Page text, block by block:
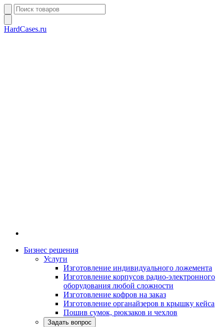
HardCases.ru
Бизнес решения
Услуги
Изготовление индивидуального ложемента
Изготовление корпусов радио-электронного
оборудования любой сложности
Изготовление кофров на заказ
Изготовление органайзеров в крышку кейса
Пошив сумок, рюкзаков и чехлов
Задать вопрос